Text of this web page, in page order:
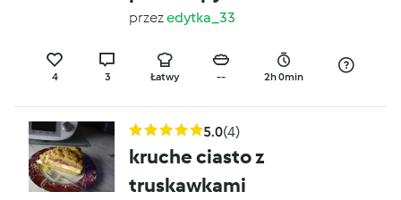
przezedytka_33
4 3 Łatwy -- 2h 0min
5.0(4)
kruche ciasto z
truskawkami